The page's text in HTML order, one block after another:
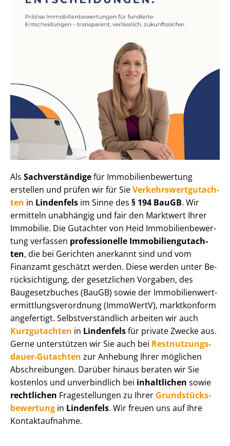
Als Sachverständigefür Im­mo­bi­li­en­be­wer­tung
erstellen und prüfen wir für SieVer­kehrs­wert­gut­ach­
ten in Lindenfels im Sinne des § 194 BauGB. Wir
ermitteln unabhängig und fair den Marktwert Ihrer
Immobilie. Die Gutachter von Heid Im­mo­bi­li­en­be­wer­
tung verfassen professionelle Im­mo­bi­li­en­gut­ach­
ten, die bei Gerichten anerkannt sind und vom
Finanzamt geschätzt werden. Diese werden unter Be­
rück­sich­ti­gung, der gesetzlichen Vorgaben, des
Baugesetzbuches (BauGB) sowie der Im­mo­bi­li­en­wert­
ermitt­lungs­ver­ord­nung (ImmoWertV), marktkonform
angefertigt. Selbst­ver­ständ­lich arbeiten wir auch
Kurzgutachten in Lindenfelsfür private Zwecke aus.
Gerne unterstützen wir Sie auch bei Rest­nut­zungs­
dau­er-Gutachten zur Anhebung Ihrer möglichen
Abschreibungen. Darüber hinaus beraten wir Sie
kostenlos und unverbindlich bei inhaltlichen sowie
rechtlichen Fragestellungen zu Ihrer Grund­stücks­
be­wer­tung in Lindenfels. Wir freuen uns auf Ihre
Kontaktaufnahme.